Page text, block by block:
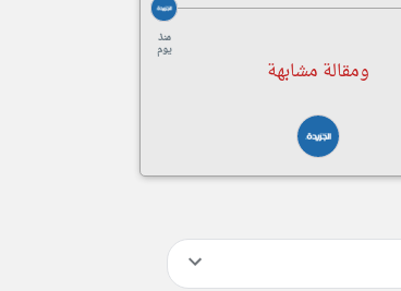
منذ
يوم
ومقالة مشابهة